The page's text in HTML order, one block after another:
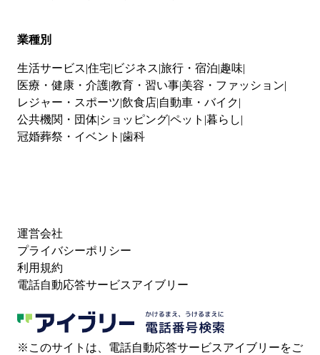
業種別
生活サービス 住宅 ビジネス 旅行・宿泊 趣味
医療・健康・介護教育・習い事 美容・ファッション
レジャー・スポーツ 飲食店 自動車・バイク
公共機関・団体 ショッピングペット 暮らし
冠婚葬祭・イベント 歯科
運営会社
プライバシーポリシー
利用規約
電話自動応答サービスアイブリー
※このサイトは、電話自動応答サービスアイブリーをご